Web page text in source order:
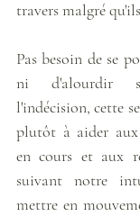
travers malgré
Pas besoin de se
ni d'alourdir
l'indécision, cette
plutôt à aider aux
en cours et aux
suivant notre
mettre en